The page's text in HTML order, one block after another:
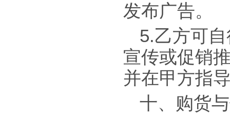
发布广告。
5.乙方可
宣传或促销
并在甲方指
十、购货